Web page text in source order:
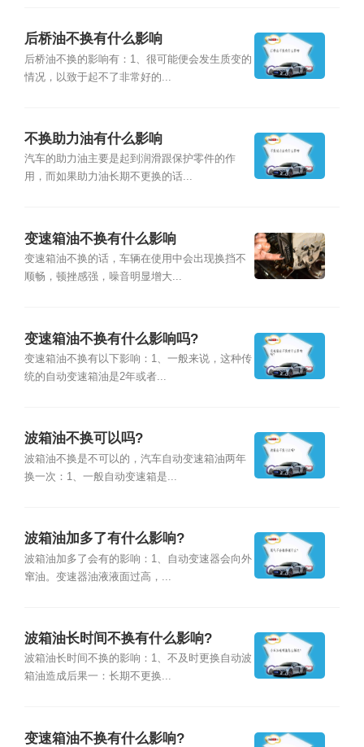
后桥油不换有什么影响
后桥油不换的影响有：1、很可能便会发生质变的
情况，以致于起不了非常好的...
不换助力油有什么影响
汽车的助力油主要是起到润滑跟保护零件的作
用，而如果助力油长期不更换的话...
变速箱油不换有什么影响
变速箱油不换的话，车辆在使用中会出现换挡不
顺畅，顿挫感强，噪音明显增大...
变速箱油不换有什么影响吗?
变速箱油不换有以下影响：1、一般来说，这种传
统的自动变速箱油是2年或者...
波箱油不换可以吗?
波箱油不换是不可以的，汽车自动变速箱油两年
换一次：1、一般自动变速箱是...
波箱油加多了有什么影响?
波箱油加多了会有的影响：1、自动变速器会向外
窜油。变速器油液液面过高，...
波箱油长时间不换有什么影响?
波箱油长时间不换的影响：1、不及时更换自动波
箱油造成后果一：长期不更换...
变速箱油不换有什么影响?